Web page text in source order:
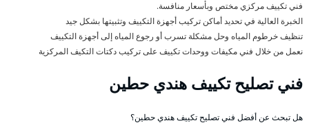
فني تكييف مركزي مختص وبأسعار منافسة.
الخبرة العالية في تحديد أماكن تركيب أجهزة التكييف وتثبيتها بشكل جيد
تنظيف خرطوم المياه وحل مشكلة تسرب أو رجوع المياه إلى أجهزة التكييف
نعمل من خلال فني مكيفات ووحدات تكييف على تركيب دكتات التكيف المركزية
فني تصليح تكييف هندي حطين
هل تبحث عن أفضل فني تصليح تكييف هندي حطين؟